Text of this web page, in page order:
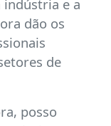
e a
dão os
de
posso